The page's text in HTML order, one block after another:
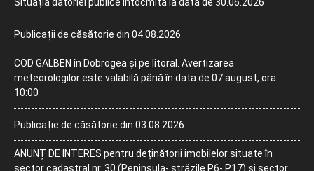
Publicații de căsătorie din 04.08.2026
COD GALBEN în Dobrogea și pe litoral. Avertizarea
meteorologilor este valabilă până în data de 07 august, ora
10:00
Publicație de căsătorie din 03.08.2026
ANUNȚ DE INTERES pentru deținătorii imobilelor situate în
sector cadastral nr. 30 (Peninsula- străzile P6- P17) și sector